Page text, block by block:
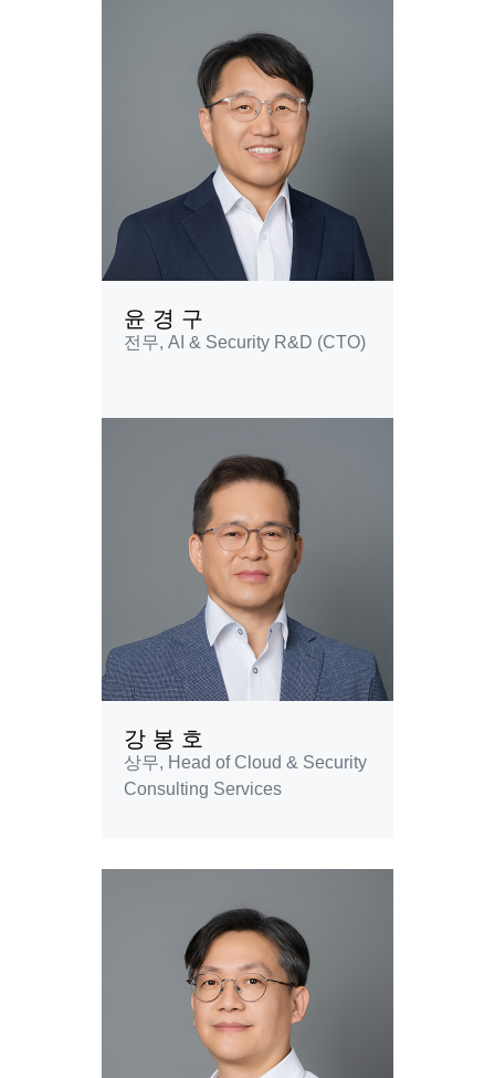
윤 경 구
전무, AI & Security R&D (CTO)
강 봉 호
상무, Head of Cloud & Security
Consulting Services